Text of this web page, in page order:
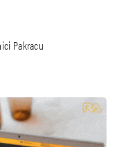
Pakracu